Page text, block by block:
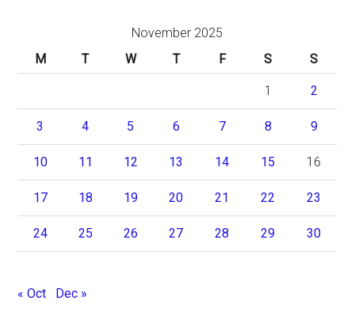
November 2025
M
T W T F S S
1 2
3 4 5 6 7 8 9
10 11 12 13 14 15 16
17 18 19 20 21 22 23
24 25 26 27 28 29 30
« Oct Dec »